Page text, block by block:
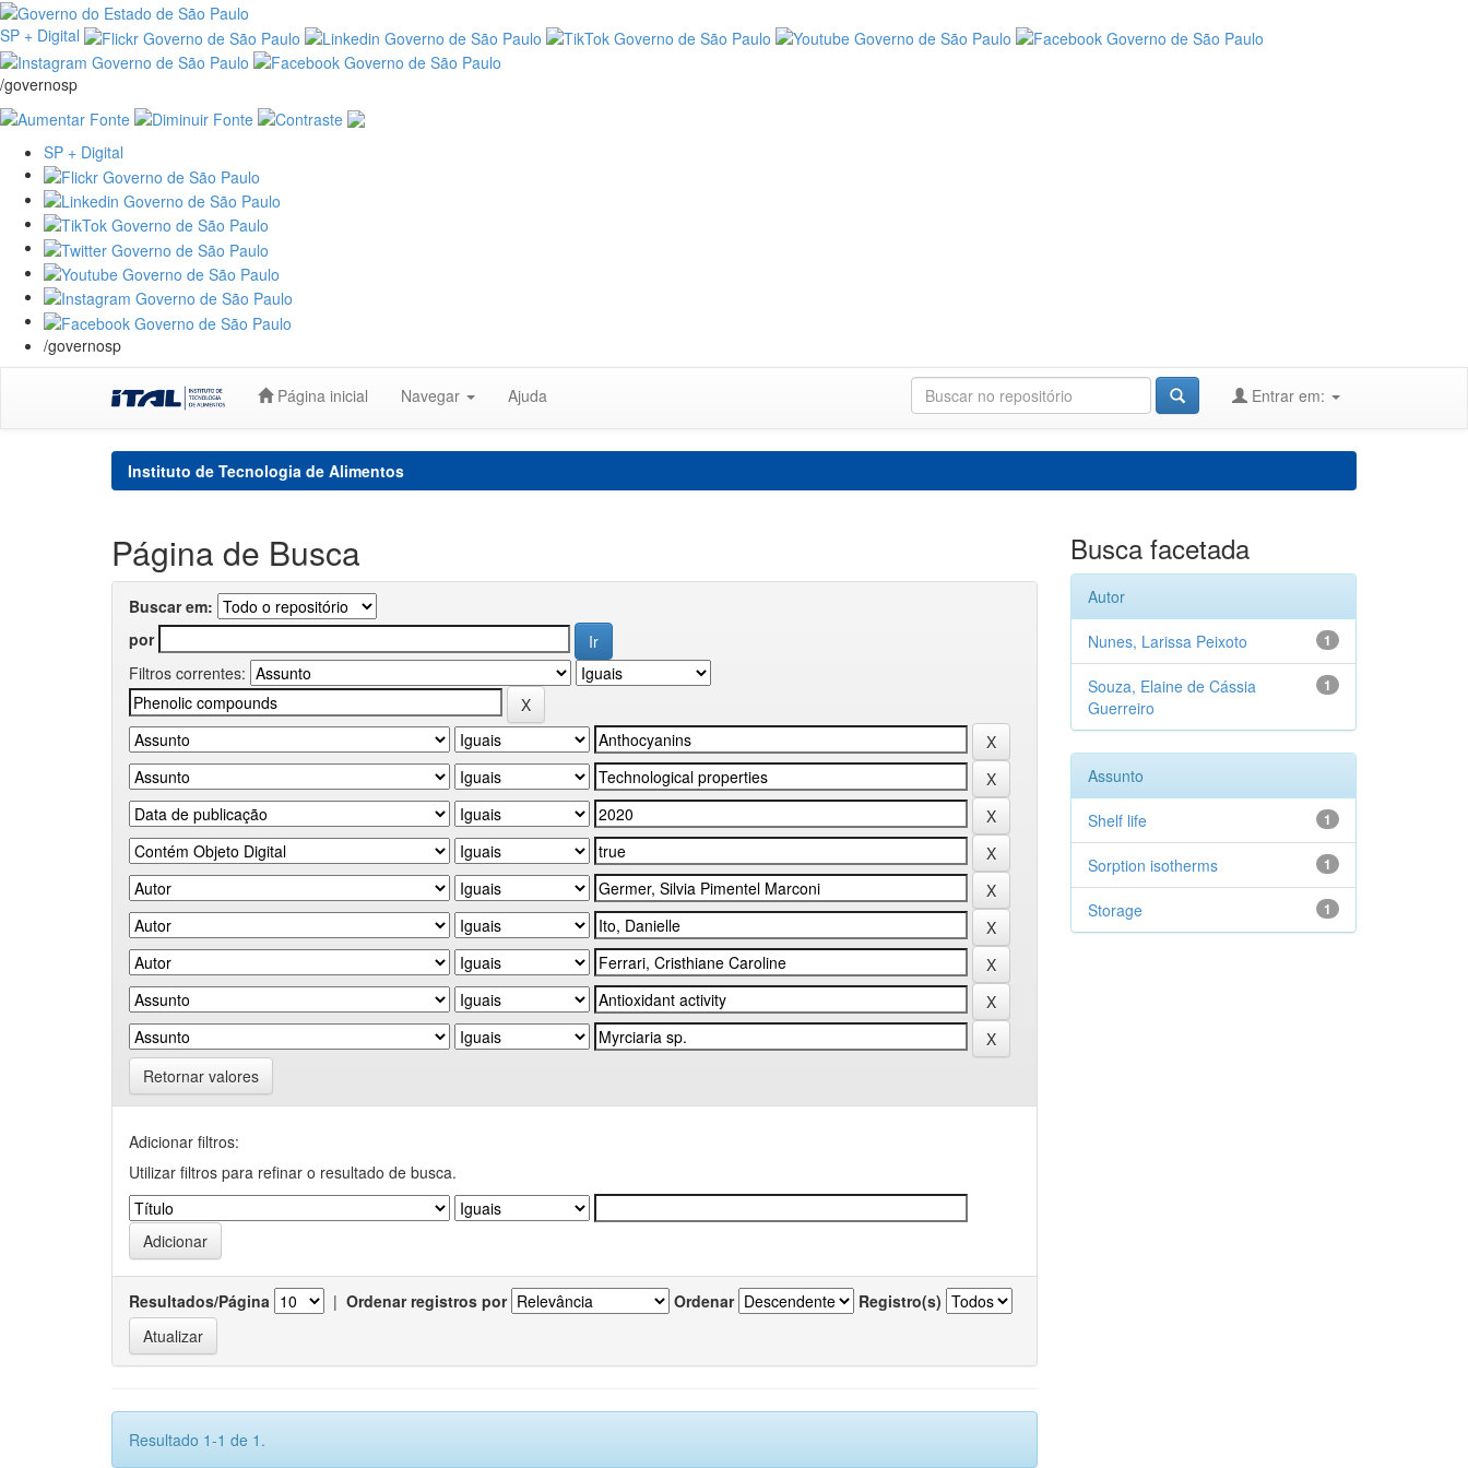
SP + Digital
/governosp
SP + Digital
/governosp
Página inicial Navegar Ajuda Entrar em:
Instituto de Tecnologia de Alimentos
Página de Busca
Buscar em:
por
Filtros correntes:
Retornar valores
Adicionar filtros:
Utilizar filtros para refinar o resultado de busca.
Resultados/Página | Ordenar registros por Ordenar Registro(s)
Resultado 1-1 de 1.
Busca facetada
Autor
1
Nunes, Larissa Peixoto
1
Souza, Elaine de Cássia
Guerreiro
Assunto
1
Shelf life
1
Sorption isotherms
1
Storage